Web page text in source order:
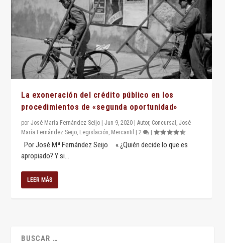
La exoneración del crédito público en los
procedimientos de «segunda oportunidad»
porJosé María Fernández-Seijo |Jun 9, 2020 |Autor, Concursal ,José
María Fernández Seijo, Legislación, Mercantil |2 |
Por José Mª Fernández Seijo « ¿Quién decide lo que es
apropiado? Y si...
LEER MÁS